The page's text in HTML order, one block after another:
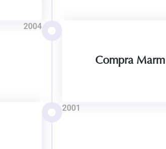
Compra
2004
2001